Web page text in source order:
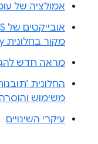
אמולציה של
מקור בחלונית Memory
מראה חדש
החלונית
משימוש
עיקרי השינויים